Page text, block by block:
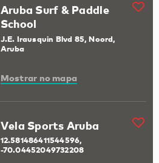
Aruba Surf & Paddle
School
J.E. Irausquin Blvd 85, Noord,
Aruba
Mostrar no mapa
Vela Sports Aruba
12.581486411544596,
-70.04452049732208